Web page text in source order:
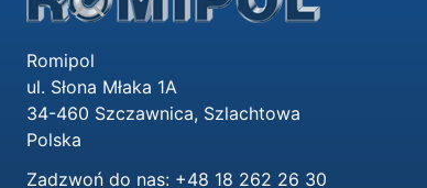
Romipol
ul. Słona Młaka 1A
34-460 Szczawnica, Szlachtowa
Polska
Zadzwoń do nas: +48 18 262 26 30